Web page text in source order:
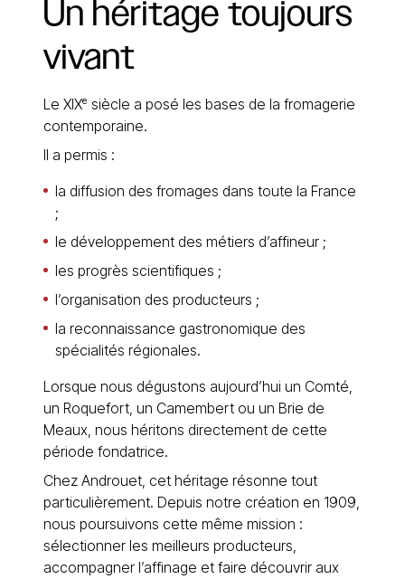
Un héritage toujours
vivant
Le XIXᵉ siècle a posé les bases de la fromagerie
contemporaine.
Il a permis :
la diffusion des fromages dans toute la France
;
le développement des métiers d’affineur ;
les progrès scientifiques ;
l’organisation des producteurs ;
la reconnaissance gastronomique des
spécialités régionales.
Lorsque nous dégustons aujourd’hui un Comté,
un Roquefort, un Camembert ou un Brie de
Meaux, nous héritons directement de cette
période fondatrice.
Chez Androuet, cet héritage résonne tout
particulièrement. Depuis notre création en 1909,
nous poursuivons cette même mission :
sélectionner les meilleurs producteurs,
accompagner l’affinage et faire découvrir aux